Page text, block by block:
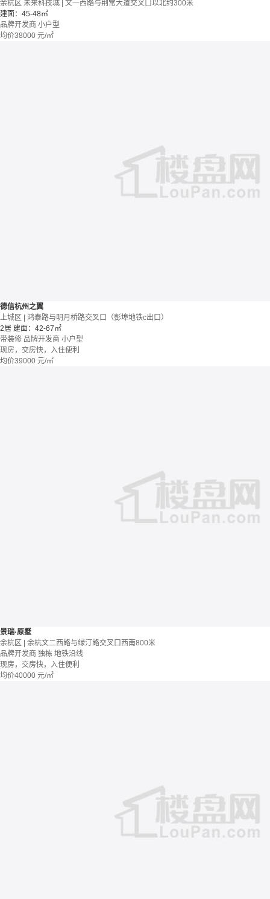
余杭区 未来科技城 | 文一西路与荆常大道交叉口以北约300米
建面：45-48㎡
品牌开发商 小户型
均价38000 元/㎡
德信杭州之翼
上城区 | 鸿泰路与明月桥路交叉口（彭埠地铁c出口）
2居 建面：42-67㎡
带装修 品牌开发商 小户型
现房，交房快，入住便利
均价39000 元/㎡
景瑞·原墅
余杭区 | 余杭文二西路与绿汀路交叉口西南800米
品牌开发商 独栋 地铁沿线
现房，交房快，入住便利
均价40000 元/㎡